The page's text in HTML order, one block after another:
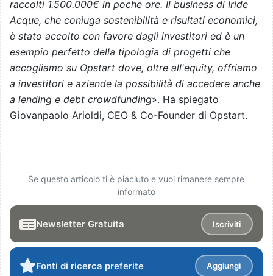
raccolti 1.500.000€ in poche ore. Il business di Iride
Acque, che coniuga sostenibilità e risultati economici,
è stato accolto con favore dagli investitori ed è un
esempio perfetto della tipologia di progetti che
accogliamo su Opstart dove, oltre all'equity, offriamo
a investitori e aziende la possibilità di accedere anche
a lending e debt crowdfunding». Ha spiegato
Giovanpaolo Arioldi, CEO & Co-Founder di Opstart.
Se questo articolo ti è piaciuto e vuoi rimanere sempre
informato
Newsletter Gratuita Iscriviti
Fonti di ricerca preferite Aggiungi